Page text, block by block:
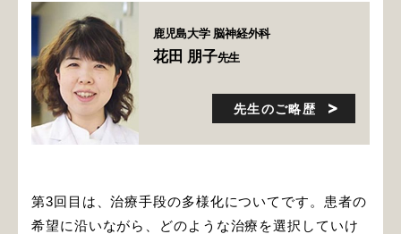
鹿児島大学 脳神経外科
花田 朋子先生
先生のご略歴
第3回目は、治療手段の多様化についてです。患者の
希望に沿いながら、どのような治療を選択していけ